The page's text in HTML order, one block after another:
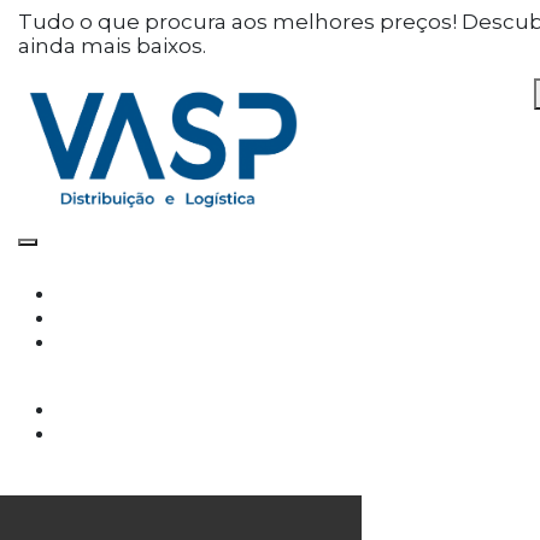
Defina as suas preferências
de cookies para este
website.
Este website utiliza cookies estritamente
necessários, analíticos e funcionais, para lhe
oferecer uma boa experiência de navegação e
Cookies
funções básicas do site e o site não funcionará
da maneira pretendida sem eles
Tudo o que procura aos melhores preços!
ainda mais baixos.